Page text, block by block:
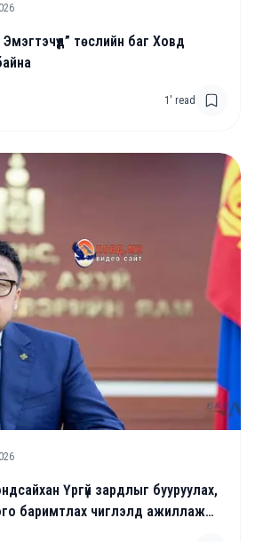
төслийн баг Ховд
1 ' read
Үргүй зардлыг бууруулах,
баримтлах чиглэлд ажиллаж